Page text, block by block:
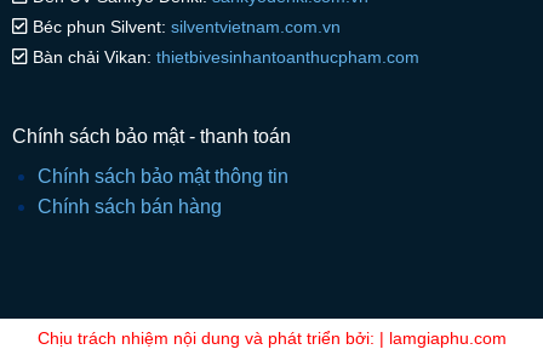
Béc phun Silvent: silventvietnam.com.vn
Bàn chải Vikan: thietbivesinhantoanthucpham.com
Chính sách bảo mật - thanh toán
Chính sách bảo mật thông tin
Chính sách bán hàng
Chịu trách nhiệm nội dung và phát triển bởi: | lamgiaphu.com